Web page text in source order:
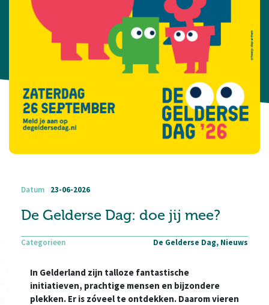
Datum 23-06-2026
De Gelderse Dag: doe jij mee?
Categorieen De Gelderse Dag, Nieuws
In Gelderland zijn talloze fantastische
initiatieven, prachtige mensen en bijzondere
plekken. Er is zóveel te ontdekken. Daarom vieren